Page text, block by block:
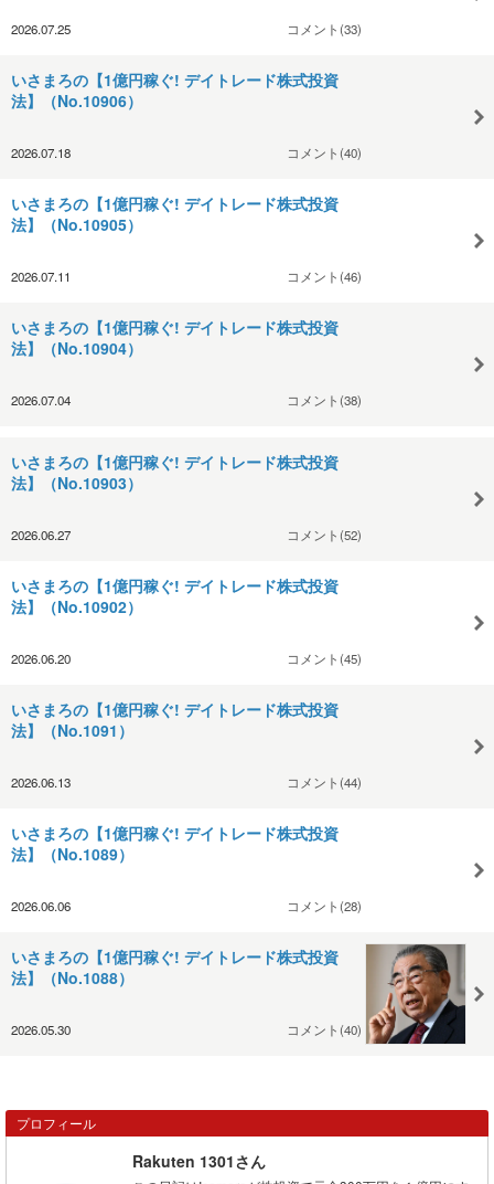
2026.07.25 コメント(33)
いさまろの【1億円稼ぐ! デイトレード株式投資
法】（No.10906）
2026.07.18 コメント(40)
いさまろの【1億円稼ぐ! デイトレード株式投資
法】（No.10905）
2026.07.11 コメント(46)
いさまろの【1億円稼ぐ! デイトレード株式投資
法】（No.10904）
2026.07.04 コメント(38)
いさまろの【1億円稼ぐ! デイトレード株式投資
法】（No.10903）
2026.06.27 コメント(52)
いさまろの【1億円稼ぐ! デイトレード株式投資
法】（No.10902）
2026.06.20 コメント(45)
いさまろの【1億円稼ぐ! デイトレード株式投資
法】（No.1091）
2026.06.13 コメント(44)
いさまろの【1億円稼ぐ! デイトレード株式投資
法】（No.1089）
2026.06.06 コメント(28)
いさまろの【1億円稼ぐ! デイトレード株式投資
法】（No.1088）
2026.05.30 コメント(40)
プロフィール
Rakuten 1301さん